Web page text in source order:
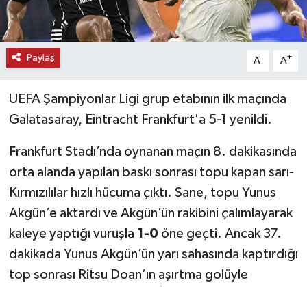
Paylaş A- A+
UEFA Şampiyonlar Ligi grup etabının ilk maçında
Galatasaray, Eintracht Frankfurt'a 5-1 yenildi.
Frankfurt Stadı’nda oynanan maçın 8. dakikasında
orta alanda yapılan baskı sonrası topu kapan sarı-
Kırmızılılar hızlı hücuma çıktı. Sane, topu Yunus
Akgün’e aktardı ve Akgün’ün rakibini çalımlayarak
kaleye yaptığı vuruşla 1-0öne geçti. Ancak 37.
dakikada Yunus Akgün’ün yarı sahasında kaptırdığı
top sonrası Ritsu Doan’ın aşırtma golüyle
SPOR
TEKNOLOJİ
TİCARET
YAŞAM